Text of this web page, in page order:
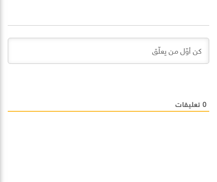
0 تعليقات